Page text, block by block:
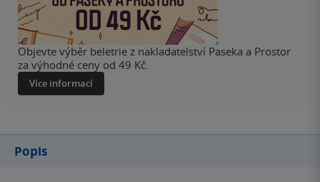
Objevte výběr beletrie z nakladatelství Paseka a Prostor
za výhodné ceny od 49 Kč.
Více informací
Popis